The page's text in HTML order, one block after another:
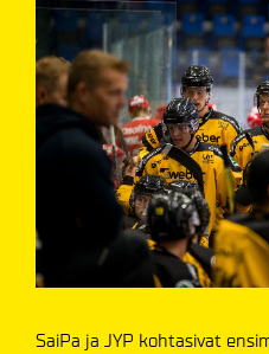
SaiPa ja JYP kohtasivat